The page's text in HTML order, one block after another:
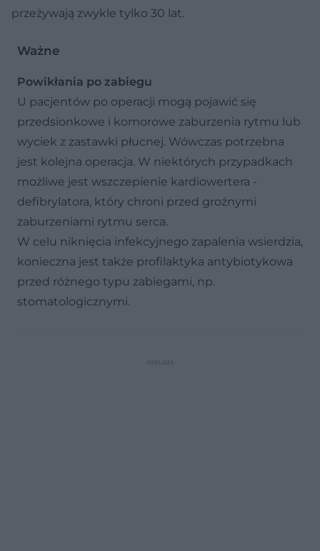
przeżywają zwykle tylko 30 lat.
Ważne
Powikłania po zabiegu
U pacjentów po operacji mogą pojawić się
przedsionkowe i komorowe zaburzenia rytmu lub
wyciek z zastawki płucnej. Wówczas potrzebna
jest kolejna operacja. W niektórych przypadkach
możliwe jest wszczepienie kardiowertera -
defibrylatora, który chroni przed groźnymi
zaburzeniami rytmu serca.
W celu niknięcia infekcyjnego zapalenia wsierdzia,
konieczna jest także profilaktyka antybiotykowa
przed różnego typu zabiegami, np.
stomatologicznymi.